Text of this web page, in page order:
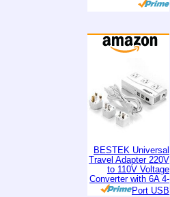
BESTEK Universal
Travel Adapter 220V
to 110V Voltage
Converter with 6A 4-
Port USB